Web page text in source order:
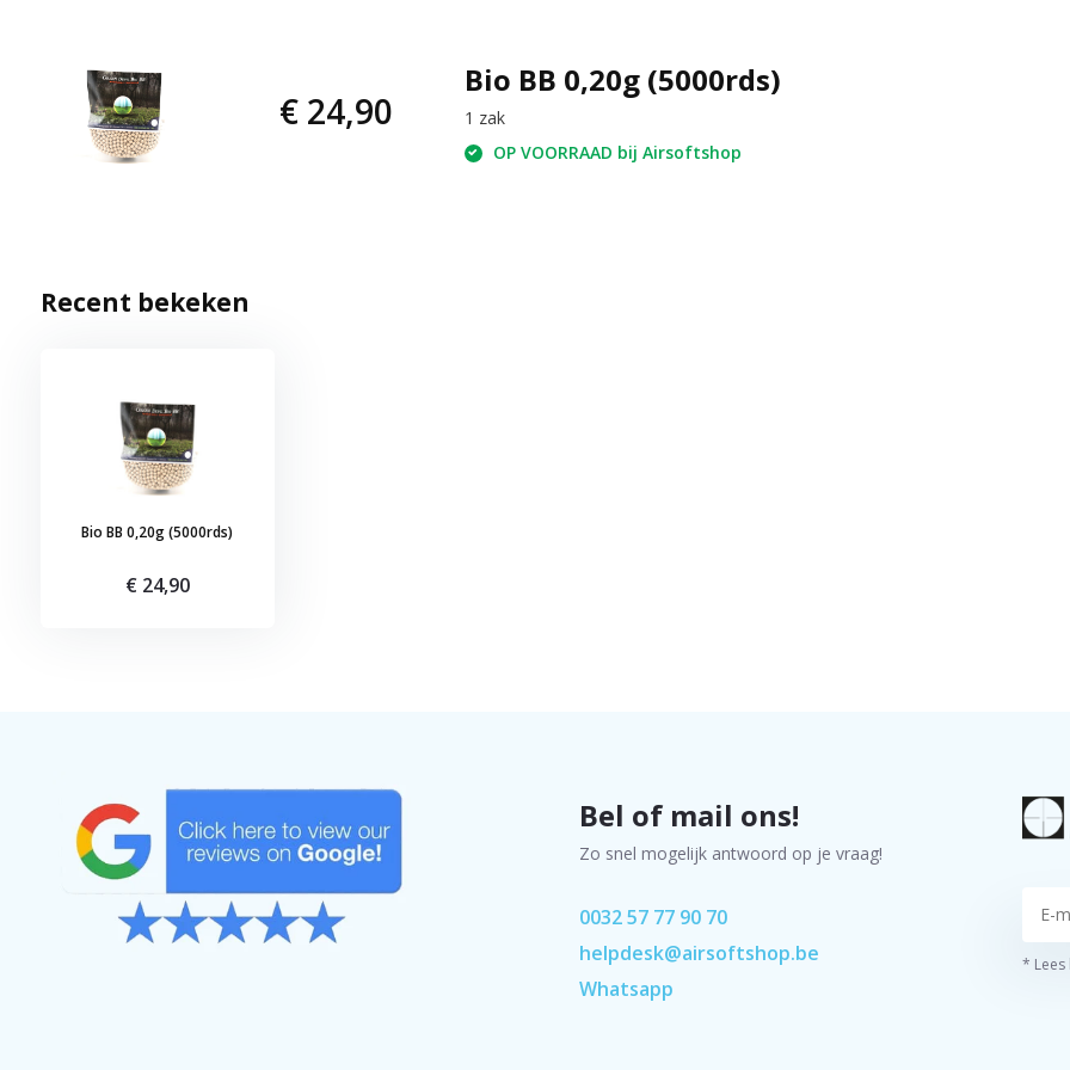
€ 24,90
Bio BB 0,20g (5000rds)
1 zak
OP VOORRAAD bij Airsoftshop
Recent bekeken
Bio BB 0,20g (5000rds)
€ 24,90
Bel of mail ons!
Zo snel mogelijk antwoord op je vraag!
0032 57 77 90 70
helpdesk@airsoftshop.be
Whatsapp
* Lees